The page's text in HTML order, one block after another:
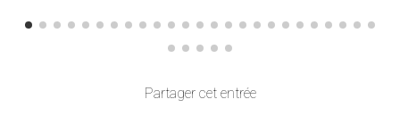
Partager cet entrée